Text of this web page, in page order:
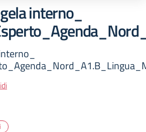
interno_